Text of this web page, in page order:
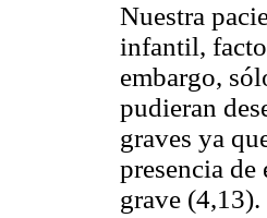
Nuestra
infantil,
embargo,
pudieran
graves ya
presencia de
grave (4,13).